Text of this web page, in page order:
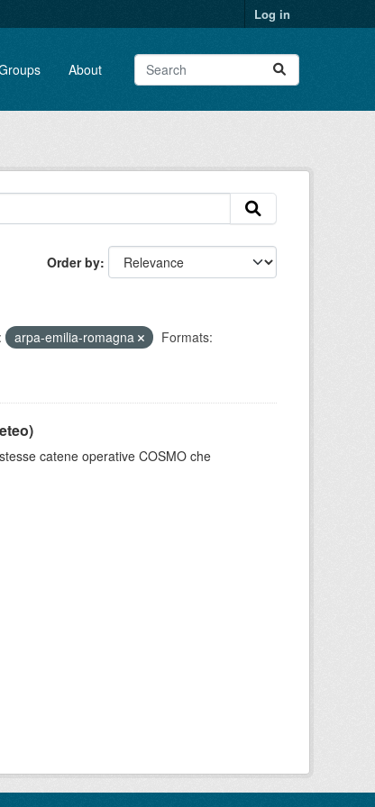
Log in
About
Order by
arpa-emilia-romagna
Formats:
catene operative COSMO che